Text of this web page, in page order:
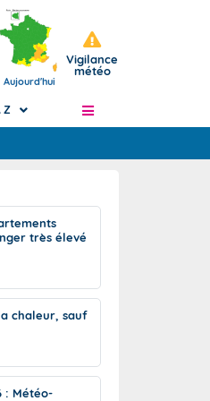
Aujourd'hui
Vigilance
météo
de J+2 à J+7
à l'échelle
du risque
Z
très élevé
chaleur, sauf
: Météo-